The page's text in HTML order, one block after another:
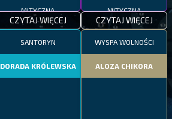
MITYCZNA
CZYTAJ WIĘCEJ
MITYCZNA
CZYTAJ WIĘCEJ
SANTORYN
DORADA KRÓLEWSKA
WYSPA WOLNOŚCI
ALOZA CHIKORA